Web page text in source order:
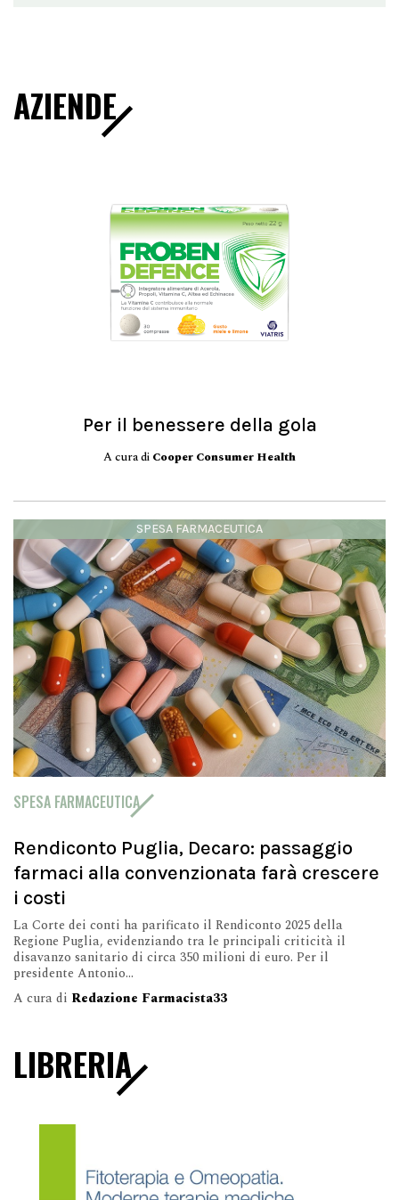
AZIENDE
Per il benessere della gola
A cura di Cooper Consumer Health
SPESA FARMACEUTICA
SPESA FARMACEUTICA
Rendiconto Puglia, Decaro: passaggio
farmaci alla convenzionata farà crescere
i costi
La Corte dei conti ha parificato il Rendiconto 2025 della
Regione Puglia, evidenziando tra le principali criticità il
disavanzo sanitario di circa 350 milioni di euro. Per il
presidente Antonio...
A cura di Redazione Farmacista33
LIBRERIA